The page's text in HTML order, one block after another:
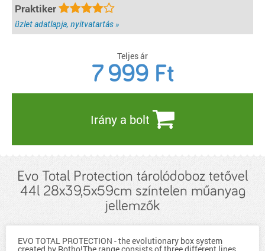
Praktiker
üzlet adatlapja, nyitvatartás »
Teljes ár
7 999 Ft
Irány a bolt
Evo Total Protection tárolódoboz tetővel
44l 28x39,5x59cm színtelen műanyag
jellemzők
EVO TOTAL PROTECTION - the evolutionary box system